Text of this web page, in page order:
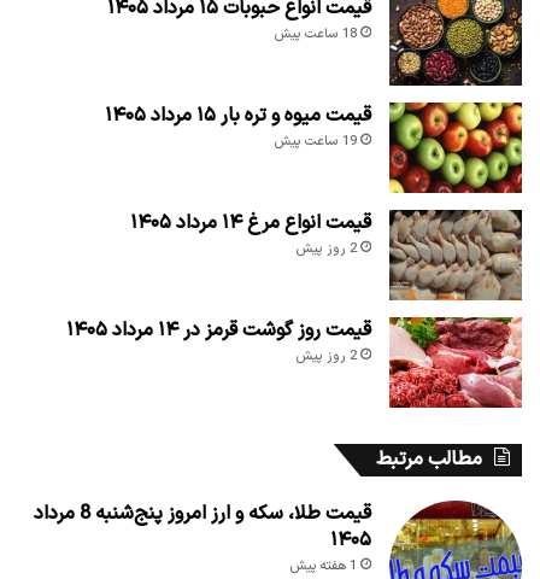
قیمت انواع حبوبات ۱۵ مرداد ۱۴۰۵
18 ساعت پیش
قیمت میوه و تره بار ۱۵ مرداد ۱۴۰۵
19 ساعت پیش
قیمت انواع مرغ ۱۴ مرداد ۱۴۰۵
2 روز پیش
قیمت روز گوشت قرمز در ۱۴ مرداد ۱۴۰۵
2 روز پیش
مطالب مرتبط
قیمت طلا، سکه و ارز امروز پنج‌شنبه 8 مرداد
۱۴۰۵
1 هفته پیش